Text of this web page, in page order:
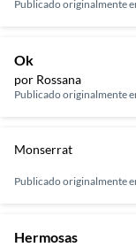
Publicado originalmente
Ok
por Rossana
Publicado originalmente
Monserrat
Publicado originalmente
Hermosas